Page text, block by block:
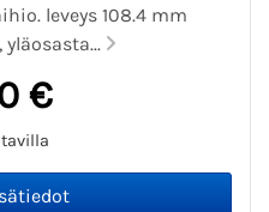
leveys 108.4 mm
€